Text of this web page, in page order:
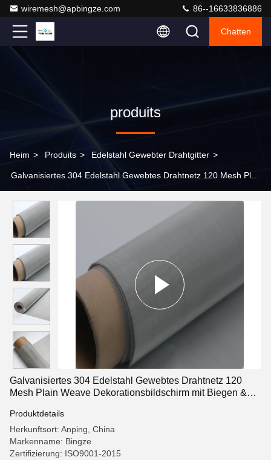
wiremesh@apbingze.com 86--16633836886
Chatten
produits
Heim > Produits > Edelstahl Gewebter Drahtgitter >
Galvanisiertes 304 Edelstahl Gewebtes Drahtnetz 120 Mesh Plain
Dienstleistungen
Galvanisiertes 304 Edelstahl Gewebtes Drahtnetz 120
Mesh Plain Weave Dekorationsbildschirm mit Biegen &
Produktdetails
Herkunftsort: Anping, China
Markenname: Bingze
Zertifizierung: ISO9001-2015